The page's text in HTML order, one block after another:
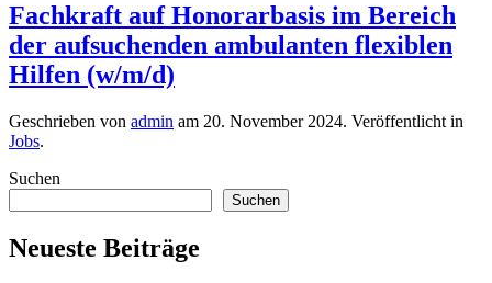
Fachkraft auf Honorarbasis im Bereich
der aufsuchenden ambulanten flexiblen
Hilfen (w/m/d)
Geschrieben von admin am 20. November 2024. Veröffentlicht in
Jobs.
Suchen
Suchen
Neueste Beiträge